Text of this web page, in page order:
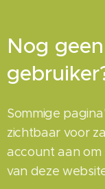
Nog
Sommige
zichtbaar voor
account aan
van deze